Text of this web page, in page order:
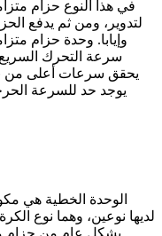
في هذا النوع حزام
لتدوير، ومن ثم يدفع
وإيابا. وحدة حزام
سرعة التحرك
يحقق سرعات أعلى من
يوجد حد للسرعة
الوحدة الخطية هي
لديها نوعين، وهما نوع
بشكل عام من حزام